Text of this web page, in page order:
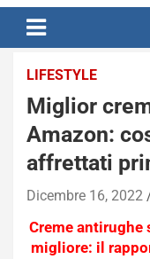
notizie di
LIFESTYLE
Miglior
Amazon:
affrettati
Dicembre 16, 2022
Creme antirughe
migliore: il